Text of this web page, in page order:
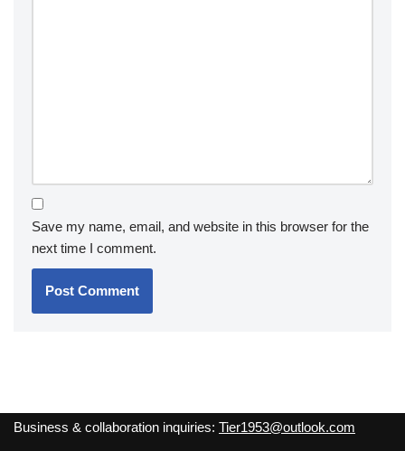
Save my name, email, and website in this browser for the
next time I comment.
Business & collaboration inquiries: Tier1953@outlook.com